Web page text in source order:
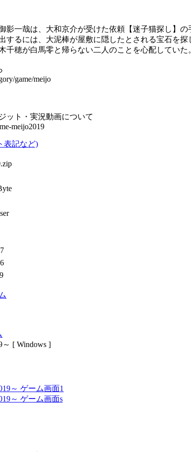
影一哉は、大和京介が受けた依頼【迷子猫探し】
するには、大泥棒が屋敷に隠したとされる宝石を
千穂が白馬零と帰らない二人のことを心配していた
game/meijo
ット・実況動画について
meijo2019
表記など)
[ Windows ]